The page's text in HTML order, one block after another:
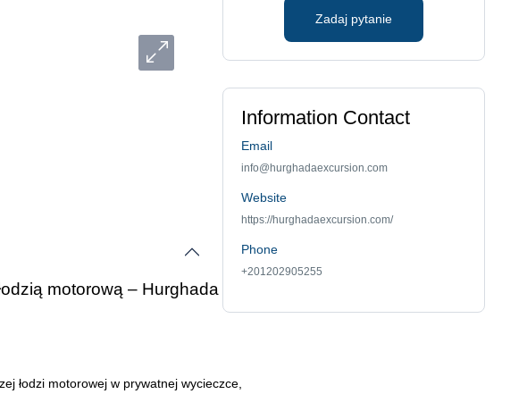
motorową – Hurghada
łodzi motorowej w prywatnej wycieczce,
Zadaj pytanie
Information Contact
Email
info@hurghadaexcursion.com
Website
https://hurghadaexcursion.com/
Phone
+201202905255